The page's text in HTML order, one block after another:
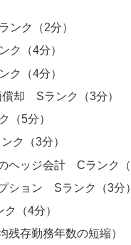
ク（2分）
（4分）
（4分）
却 Sランク（3分）
5分）
ク（3分）
ヘッジ会計 Cランク（
ション Sランク（3分）
（4分）
存勤務年数の短縮）